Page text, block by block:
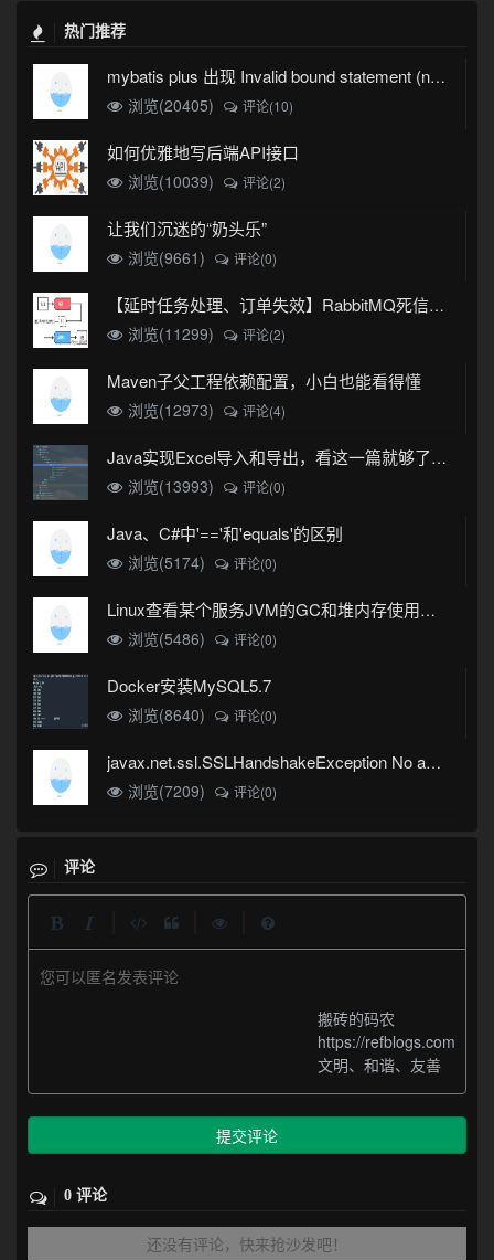
热门推荐
mybatis plus 出现 Invalid bound statement (not found)
浏览(20405)
评论(10)
如何优雅地写后端API接口
浏览(10039) 评论(2)
让我们沉迷的“奶头乐”
浏览(9661) 评论(0)
【延时任务处理、订单失效】RabbitMQ死信队列实现
浏览(11299)
评论(2)
Maven子父工程依赖配置，小白也能看得懂
浏览(12973) 评论(4)
Java实现Excel导入和导出，看这一篇就够了(珍藏版)
浏览(13993)
评论(0)
Java、C#中'=='和'equals'的区别
浏览(5174) 评论(0)
Linux查看某个服务JVM的GC和堆内存使用情况
浏览(5486)
评论(0)
Docker安装MySQL5.7
浏览(8640) 评论(0)
javax.net.ssl.SSLHandshakeException No appropriate protocol (protocol is disabled or cipher suites are inappropriate)错误
浏览(7209)
评论(0)
评论
您可以匿名发表评论
搬砖的码农
https://refblogs.com
文明、和谐、友善
提交评论
0 评论
还没有评论，快来抢沙发吧！